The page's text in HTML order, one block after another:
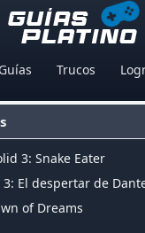
Guías Trucos
3: Snake Eater
3: El despertar de
of Dreams